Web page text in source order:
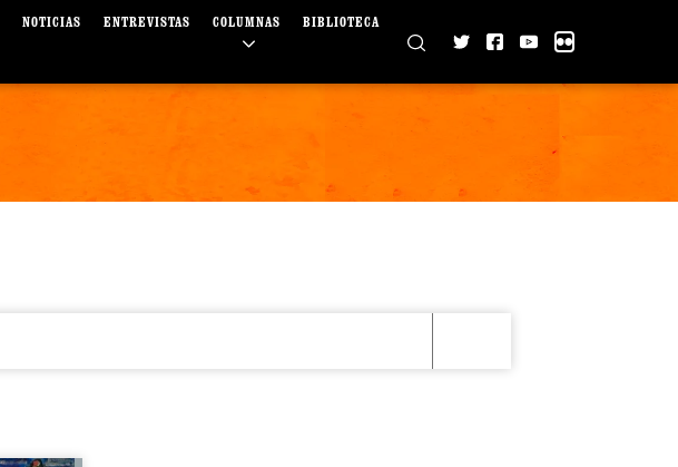
NOTICIAS ENTREVISTAS COLUMNAS BIBLIOTECA